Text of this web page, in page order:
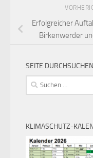
Erfolgreicher
Birkenwerder
SEITE
Suchen
nach:
KLIMASCHUTZ-